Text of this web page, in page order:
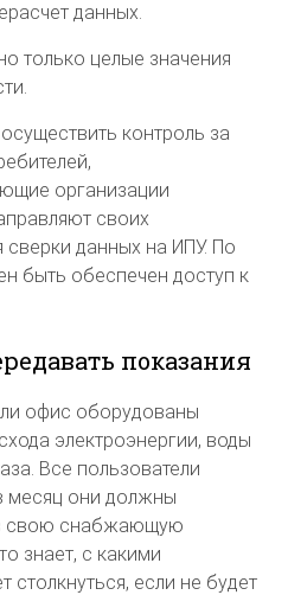
данных.
только целые значения
контроль за
организации
своих
сверки данных на ИПУ. По
быть обеспечен доступ к
показания
офис оборудованы
электроэнергии, воды
Все пользователи
месяц они должны
свою снабжающую
знает, с какими
если не будет